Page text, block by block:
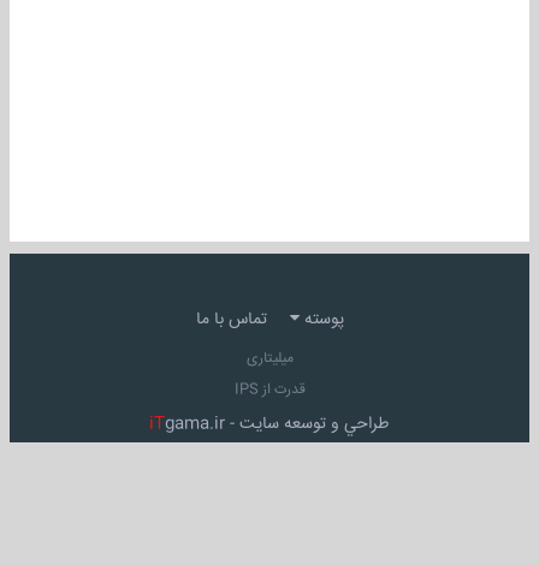
پوسته تماس با ما
میلیتاری
قدرت از IPS
طراحي و توسعه سايت - iTgama.ir